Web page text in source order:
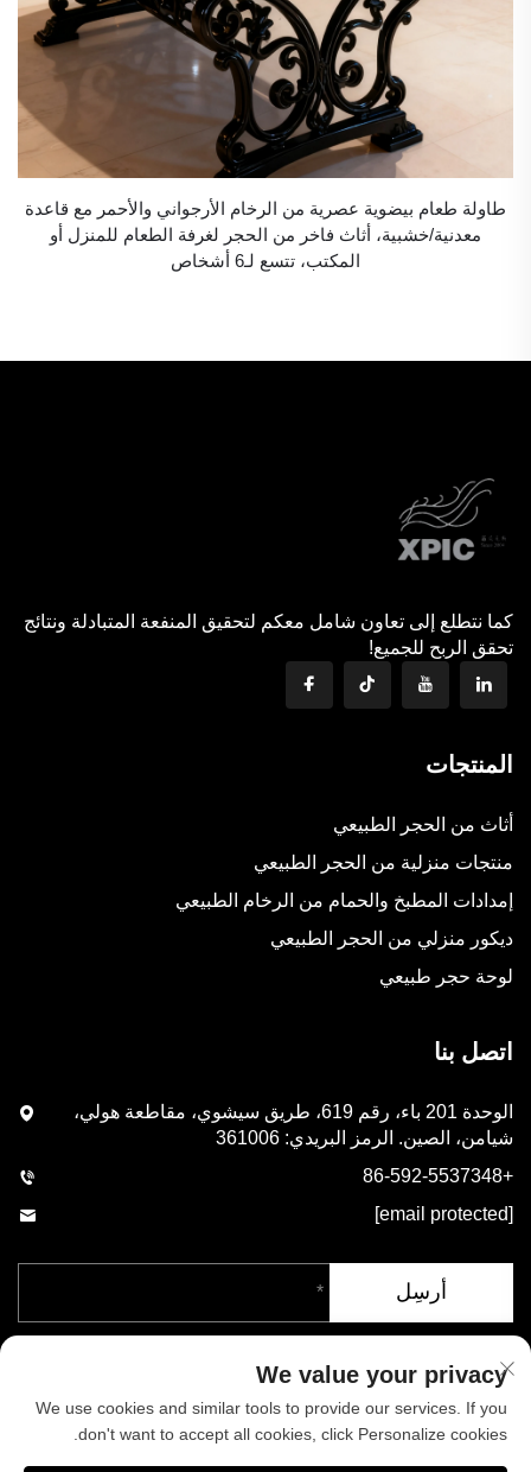
طاولة طعام بيضوية عصرية من الرخام الأرجواني والأحمر مع قاعدة
معدنية/خشبية، أثاث فاخر من الحجر لغرفة الطعام للمنزل أو
المكتب، تتسع لـ6 أشخاص
كما نتطلع إلى تعاون شامل معكم لتحقيق المنفعة المتبادلة ونتائج
تحقق الربح للجميع!
المنتجات
أثاث من الحجر الطبيعي
منتجات منزلية من الحجر الطبيعي
إمدادات المطبخ والحمام من الرخام الطبيعي
ديكور منزلي من الحجر الطبيعي
لوحة حجر طبيعي
اتصل بنا
الوحدة 201 باء، رقم 619، طريق سيشوي، مقاطعة هولي،
شيامن، الصين. الرمز البريدي: 361006
+86-592-5537348
[email protected]
أرسِل
We value your privacy
We use cookies and similar tools to provide our services. If you
don't want to accept all cookies, click Personalize cookies.